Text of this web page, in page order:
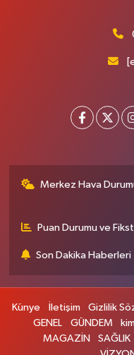
Merkez Hava
Puan Durumu ve
Son Dakika Haberleri
Künye İletişim Gizlilik
GENEL
GÜNDEM
MAGAZİN
SAĞLIK